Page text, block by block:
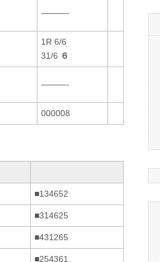
———-
1R 6/6
31/6 ６
———-
000008
■134652
■314625
■431265
■254361